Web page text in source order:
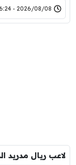
2026/08/08 - 16:24
لاعب ريال مدريد